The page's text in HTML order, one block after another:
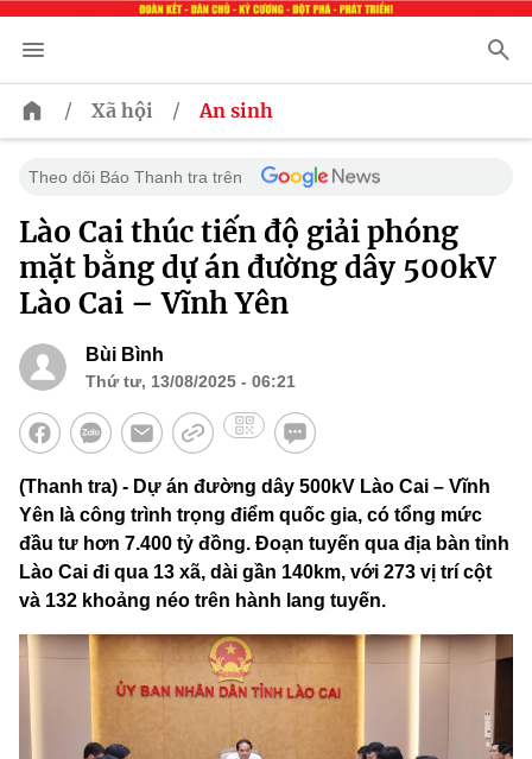
/ Xã hội / An sinh
Theo dõi Báo Thanh tra trên
Lào Cai thúc tiến độ giải phóng
mặt bằng dự án đường dây 500kV
Lào Cai – Vĩnh Yên
Bùi Bình
Thứ tư, 13/08/2025 - 06:21
(Thanh tra) - Dự án đường dây 500kV Lào Cai – Vĩnh
Yên là công trình trọng điểm quốc gia, có tổng mức
đầu tư hơn 7.400 tỷ đồng. Đoạn tuyến qua địa bàn tỉnh
Lào Cai đi qua 13 xã, dài gần 140km, với 273 vị trí cột
và 132 khoảng néo trên hành lang tuyến.